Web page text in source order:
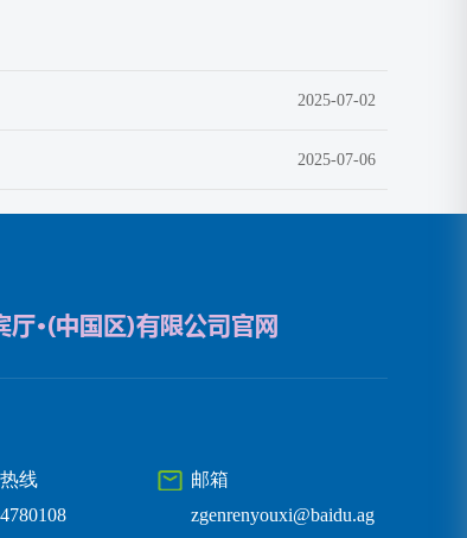
2025-07-02
2025-07-06
邮箱
zgenrenyouxi@baidu.ag
线